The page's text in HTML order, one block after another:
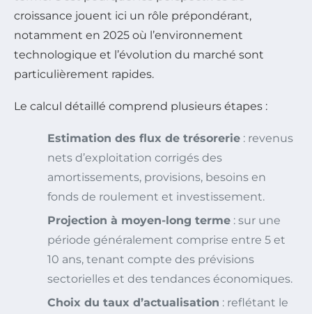
croissance jouent ici un rôle prépondérant,
notamment en 2025 où l’environnement
technologique et l’évolution du marché sont
particulièrement rapides.
Le calcul détaillé comprend plusieurs étapes :
Estimation des flux de trésorerie : revenus
nets d’exploitation corrigés des
amortissements, provisions, besoins en
fonds de roulement et investissement.
Projection à moyen-long terme : sur une
période généralement comprise entre 5 et
10 ans, tenant compte des prévisions
sectorielles et des tendances économiques.
Choix du taux d’actualisation : reflétant le